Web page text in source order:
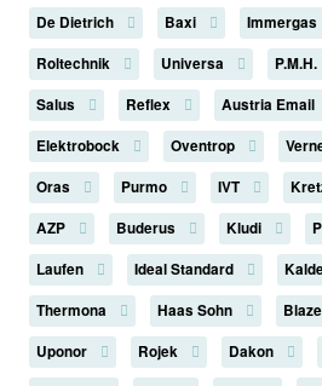
De Dietrich
Baxi Immergas
Roltechnik
Universa P.M.H.
Salus
Reflex Austria Email
Elektrobock
Oventrop
Oras
Purmo IVT
AZP
Buderus Kludi
Laufen
Ideal Standard
Thermona
Haas Sohn
Uponor
Rojek Dakon